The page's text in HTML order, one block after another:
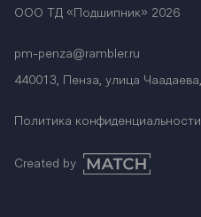
BTZ-
254К
ООО ТД «Подшипник» 2026
pm-penza@rambler.ru
440013, Пенза, улица
Политика конфиденциальности
Created by